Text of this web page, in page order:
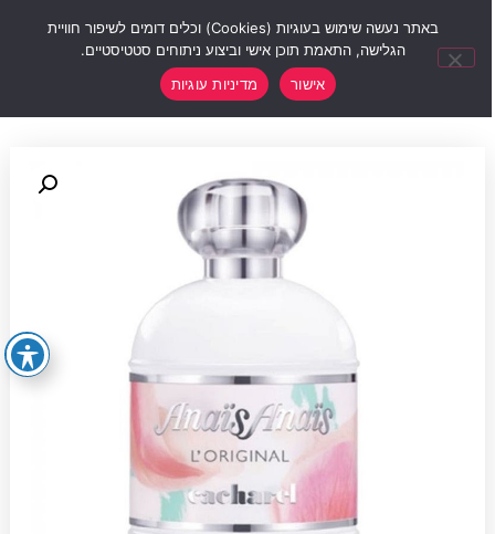
באתר נעשה שימוש בעוגיות (Cookies) וכלים דומים לשיפור חוויית
הגלישה, התאמת תוכן אישי וביצוע ניתוחים סטטיסטיים.
אישור
מדיניות עוגיות